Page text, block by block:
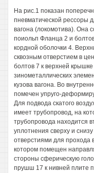
На рис.1 показан
пневматической рессоры
вагона (локомотива). Она
поиольп Фланца 2 и
кордной оболочки 4.
сквозным отверстием в
болтов 7 к верхней
зинометаллических
кузова вагона. Во
помечен упруго-
Для подвода скатого
имеет трубопровод, на
трубопровода находится
уплотнения сверху и
отверстиями для прохода
котором помещен
стороны сферическую
прушш 17 к нивней плите